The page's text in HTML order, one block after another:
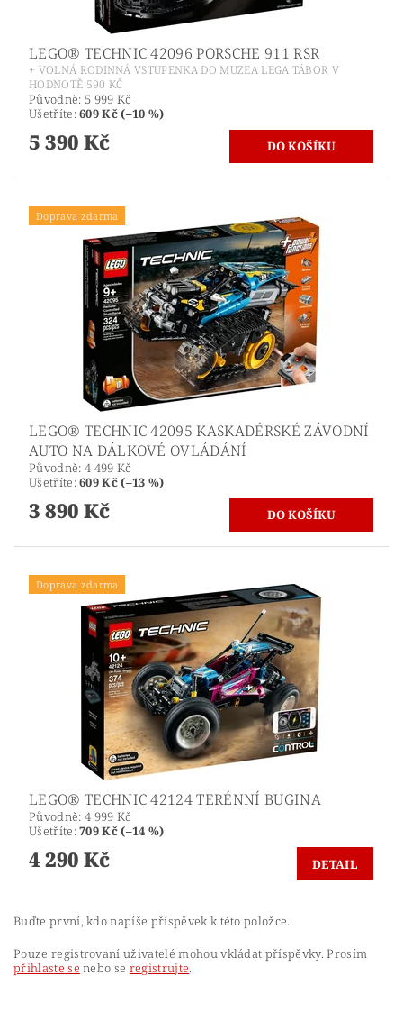
LEGO® TECHNIC 42096 PORSCHE 911 RSR
+ VOLNÁ RODINNÁ VSTUPENKA DO MUZEA LEGA TÁBOR V
HODNOTĚ 590 KČ
Původně: 5 999 Kč
Ušetříte:609 Kč (–10 %)
5 390 Kč
Doprava zdarma
LEGO® TECHNIC 42095 KASKADÉRSKÉ ZÁVODNÍ
AUTO NA DÁLKOVÉ OVLÁDÁNÍ
Původně: 4 499 Kč
Ušetříte:609 Kč (–13 %)
3 890 Kč
Doprava zdarma
LEGO® TECHNIC 42124 TERÉNNÍ BUGINA
Původně: 4 999 Kč
Ušetříte:709 Kč (–14 %)
4 290 Kč DETAIL
Buďte první, kdo napíše příspěvek k této položce.
Pouze registrovaní uživatelé mohou vkládat příspěvky. Prosím
přihlaste se nebo se registrujte.